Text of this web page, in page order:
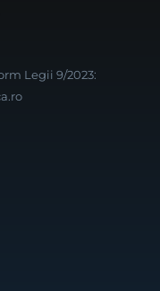
Legii 9/2023: